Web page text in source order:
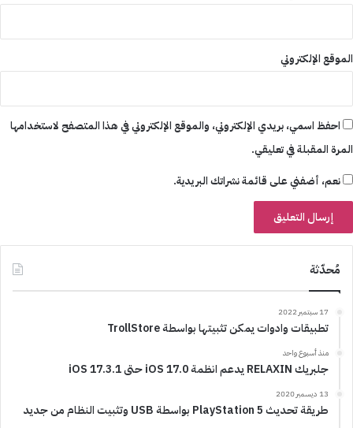
الموقع الإلكتروني
احفظ اسمي، بريدي الإلكتروني، والموقع الإلكتروني في هذا المتصفح لاستخدامها
المرة المقبلة في تعليقي.
نعم، أضفني على قائمة نشراتك البريدية.
مُحدّثة
17 سبتمبر 2022
تطبيقات وادوات يمكن تثبيتها بواسطة TrollStore
منذ أسبوع واحد
جلبريك RELAXIN يدعم انظمة iOS 17.0 حتى iOS 17.3.1
13 ديسمبر 2020
طريقة تحديث PlayStation 5 بواسطة USB وتثبيت النظام من جديد